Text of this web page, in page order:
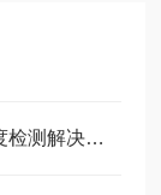
智能纸张测厚仪：效率与精准并重的厚度检测解决方案